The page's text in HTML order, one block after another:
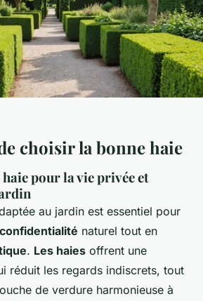
choisir la bonne haie
haie pour la vie privée et
au jardin est essentiel pour
confidentialité naturel tout en
. Les haies offrent une
réduit les regards indiscrets, tout
de verdure harmonieuse à